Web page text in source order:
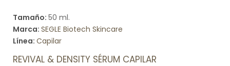
Tamaño: 50 ml.
Marca: SEGLE Biotech Skincare
Línea: Capilar
REVIVAL & DENSITY SÉRUM CAPILAR